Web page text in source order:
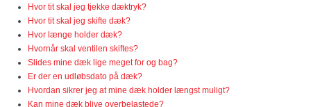
Hvor tit skal jeg tjekke dæktryk?
Hvor tit skal jeg skifte dæk?
Hvor længe holder dæk?
Hvornår skal ventilen skiftes?
Slides mine dæk lige meget for og bag?
Er der en udløbsdato på dæk?
Hvordan sikrer jeg at mine dæk holder længst muligt?
Kan mine dæk blive overbelastede?